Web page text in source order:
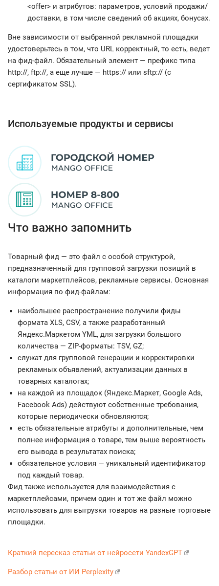
<offer> и атрибутов: параметров, условий продажи/
доставки, в том числе сведений об акциях, бонусах.
Вне зависимости от выбранной рекламной площадки
удостоверьтесь в том, что URL корректный, то есть, ведет
на фид-файл. Обязательный элемент — префикс типа
http://, ftp://, а еще лучше — https:// или sftp:// (с
сертификатом SSL).
Используемые продукты и сервисы
Что важно запомнить
Товарный фид — это файл с особой структурой,
предназначенный для групповой загрузки позиций в
каталоги маркетплейсов, рекламные сервисы. Основная
информация по фид-файлам:
наибольшее распространение получили фиды
формата XLS, CSV, а также разработанный
Яндекс.Маркетом YML, для загрузки большого
количества — ZIP-форматы: TSV, GZ;
служат для групповой генерации и корректировки
рекламных объявлений, актуализации данных в
товарных каталогах;
на каждой из площадок (Яндекс.Маркет, Google Ads,
Facebook Ads) действуют собственные требования,
которые периодически обновляются;
есть обязательные атрибуты и дополнительные, чем
полнее информация о товаре, тем выше вероятность
его вывода в результатах поиска;
обязательное условия — уникальный идентификатор
под каждый товар.
Фид также используется для взаимодействия с
маркетплейсами, причем один и тот же файл можно
использовать для выгрузки товаров на разные торговые
площадки.
Краткий пересказ статьи от нейросети YandexGPT
Разбор статьи от ИИ Perplexity